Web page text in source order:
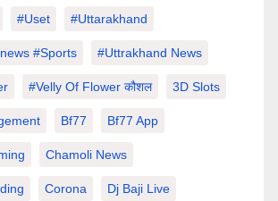
#uset #uttarakhand
#sports #Uttrakhand News
#velly Of Flower कौशल 3D Slots
Bf77 Bf77 App
Chamoli News
Corona Dj Baji Live